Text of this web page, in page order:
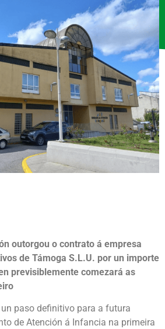
outorgou o contrato á empresa
de Támoga S.L.U. por un importe
previsiblemente comezará as
un paso definitivo para a futura
de Atención á Infancia na primeira